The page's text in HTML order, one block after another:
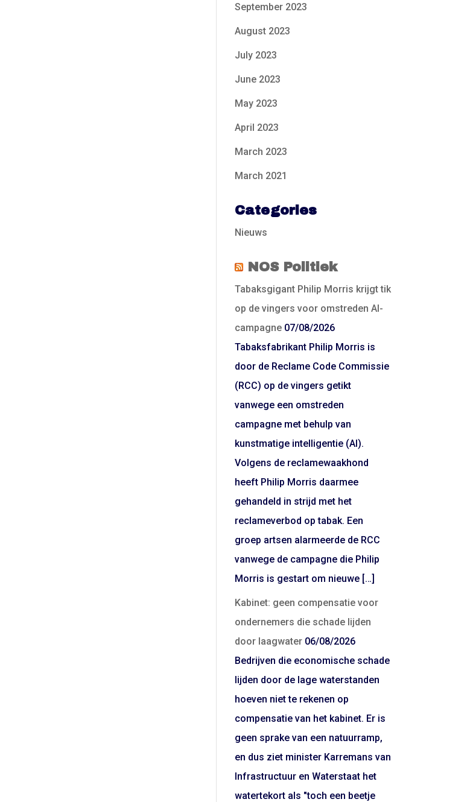
September 2023
August 2023
July 2023
June 2023
May 2023
April 2023
March 2023
March 2021
Categories
Nieuws
NOS Politiek
Tabaksgigant Philip Morris krijgt tik
op de vingers voor omstreden AI-
campagne 07/08/2026
Tabaksfabrikant Philip Morris is
door de Reclame Code Commissie
(RCC) op de vingers getikt
vanwege een omstreden
campagne met behulp van
kunstmatige intelligentie (AI).
Volgens de reclamewaakhond
heeft Philip Morris daarmee
gehandeld in strijd met het
reclameverbod op tabak. Een
groep artsen alarmeerde de RCC
vanwege de campagne die Philip
Morris is gestart om nieuwe […]
Kabinet: geen compensatie voor
ondernemers die schade lijden
door laagwater 06/08/2026
Bedrijven die economische schade
lijden door de lage waterstanden
hoeven niet te rekenen op
compensatie van het kabinet. Er is
geen sprake van een natuurramp,
en dus ziet minister Karremans van
Infrastructuur en Waterstaat het
watertekort als "toch een beetje